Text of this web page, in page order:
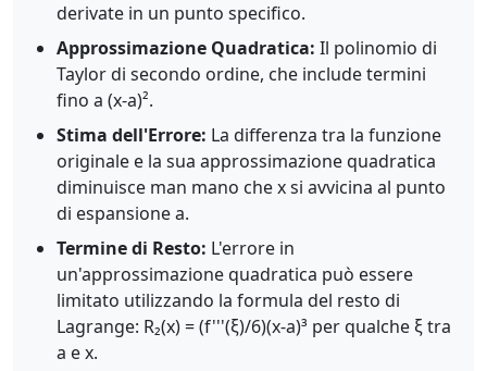
derivate in un punto specifico.
Approssimazione Quadratica: Il polinomio di
Taylor di secondo ordine, che include termini
fino a (x-a)².
Stima dell'Errore: La differenza tra la funzione
originale e la sua approssimazione quadratica
diminuisce man mano che x si avvicina al punto
di espansione a.
Termine di Resto: L'errore in
un'approssimazione quadratica può essere
limitato utilizzando la formula del resto di
Lagrange: R₂(x) = (f'''(ξ)/6)(x-a)³ per qualche ξ tra
a e x.